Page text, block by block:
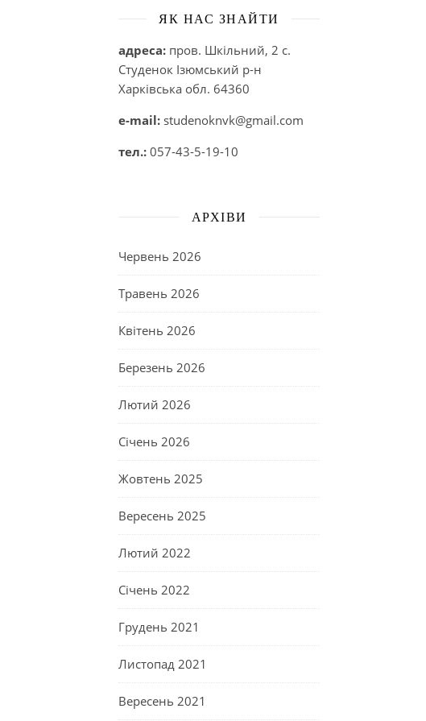
ЯК НАС ЗНАЙТИ
адреса: пров. Шкільний, 2 с.
Студенок Ізюмський р-н
Харківська обл. 64360
e-mail: studenoknvk@gmail.com
тел.: 057-43-5-19-10
АРХІВИ
Червень 2026
Травень 2026
Квітень 2026
Березень 2026
Лютий 2026
Січень 2026
Жовтень 2025
Вересень 2025
Лютий 2022
Січень 2022
Грудень 2021
Листопад 2021
Вересень 2021